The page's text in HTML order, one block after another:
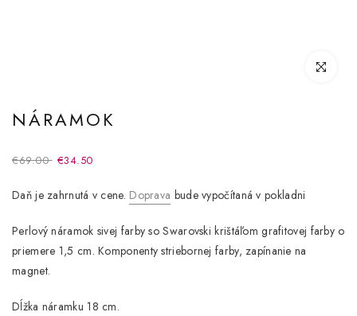
Kliknite
NÁRAMOK
€69.00 €34.50
Daň je zahrnutá v cene. Doprava bude vypočítaná v pokladni
Perlový náramok sivej farby so Swarovski krištáľom grafitovej farby o
priemere 1,5 cm. Komponenty striebornej farby, zapínanie na
magnet.
Dĺžka náramku 18 cm.